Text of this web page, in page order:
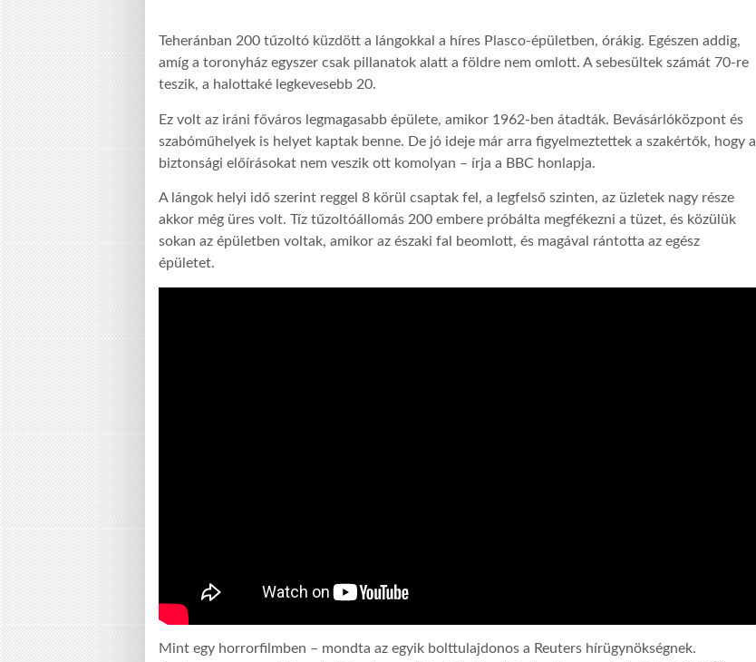
Teheránban 200 tűzoltó küzdött a lángokkal a híres Plasco-épületben, órákig. Egészen addig,
amíg a toronyház egyszer csak pillanatok alatt a földre nem omlott. A sebesültek számát 70-re
teszik, a halottaké legkevesebb 20.
Ez volt az iráni főváros legmagasabb épülete, amikor 1962-ben átadták. Bevásárlóközpont és
szabóműhelyek is helyet kaptak benne. De jó ideje már arra figyelmeztettek a szakértők, hogy a
biztonsági előírásokat nem veszik ott komolyan – írja a BBC honlapja.
A lángok helyi idő szerint reggel 8 körül csaptak fel, a legfelső szinten, az üzletek nagy része
akkor még üres volt. Tíz tűzoltóállomás 200 embere próbálta megfékezni a tüzet, és közülük
sokan az épületben voltak, amikor az északi fal beomlott, és magával rántotta az egész
épületet.
Mint egy horrorfilmben – mondta az egyik bolttulajdonos a Reuters hírügynökségnek.